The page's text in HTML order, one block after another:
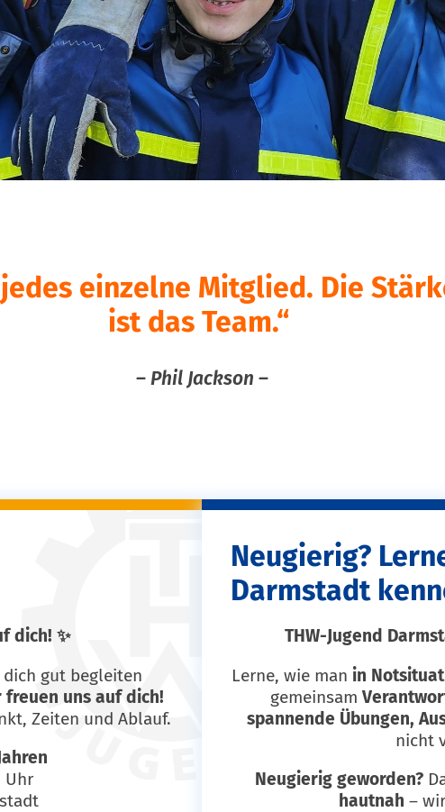
einzelne Mitglied. Die
ist das Team.“
– Phil Jackson –
dich! ✨
gut begleiten
freuen uns auf dich!
Zeiten und Ablauf.
Uhr
Neugierig?
Darmstadt
THW-Jugend
Lerne, wie man in
gemeinsam
spannende Übungen,
nicht
Neugierig geworden?
hautnah –